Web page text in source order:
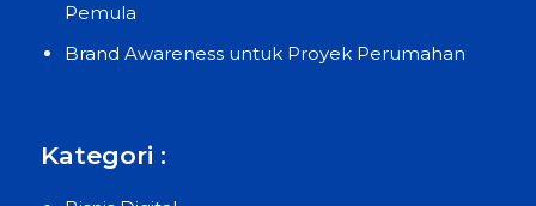
Pemula
Brand Awareness untuk Proyek Perumahan
Kategori :